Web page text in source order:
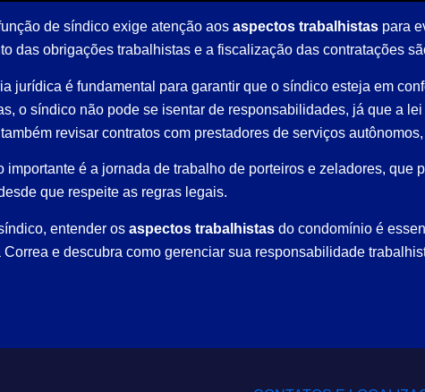
de síndico exige atenção aosaspectos trabalhistas para
das obrigações trabalhistas e a fiscalização das contratações
jurídica é fundamental para garantir que o síndico esteja em
o síndico não pode se isentar de responsabilidades, já que a
revisar contratos com prestadores de serviços
importante é a jornada de trabalho de porteiros e zeladores,
que respeite as regras legais.
entender osaspectos trabalhistas do condomínio é
Correa e descubra como gerenciar sua responsabilidade